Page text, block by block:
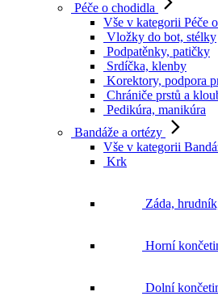
Péče o chodidla
Vše v kategorii Péče
Vložky do bot, stélky
Podpatěnky, patičky
Srdíčka, klenby
Korektory, podpora
Chrániče prstů a
Pedikúra, manikúra
Bandáže a ortézy
Vše v kategorii
Krk